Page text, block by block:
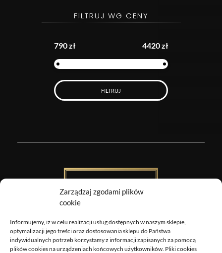
Zarządzaj zgodami plików
cookie
Informujemy, iż w celu realizacji usług dostępnych w naszym sklepie,
optymalizacji jego treści oraz dostosowania sklepu do Państwa
indywidualnych potrzeb korzystamy z informacji zapisanych za pomocą
plików cookies na urządzeniach końcowych użytkowników. Pliki cookies
FILTRUJ WG CENY
790 zł 4420 zł
FILTRUJ
Obrazy Sztuki
DOSTAWA